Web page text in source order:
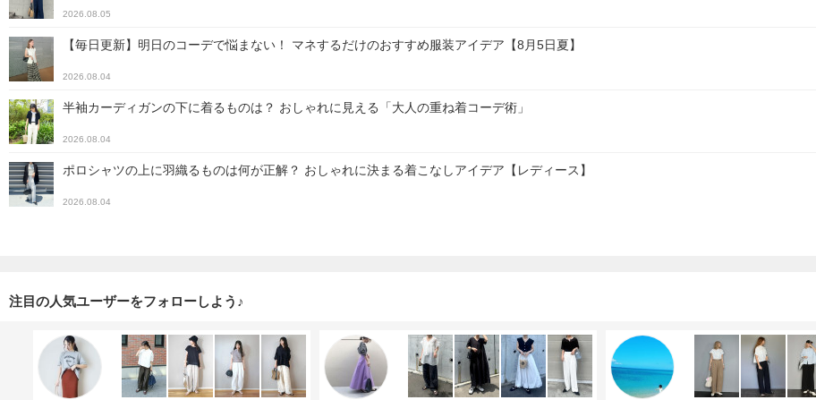
2026.08.05
【毎日更新】明日のコーデで悩まない！ マネするだけのおすすめ服装アイデア【8月5日夏】
2026.08.04
半袖カーディガンの下に着るものは？ おしゃれに見える「大人の重ね着コーデ術」
2026.08.04
ポロシャツの上に羽織るものは何が正解？ おしゃれに決まる着こなしアイデア【レディース】
2026.08.04
注目の人気ユーザーをフォローしよう♪